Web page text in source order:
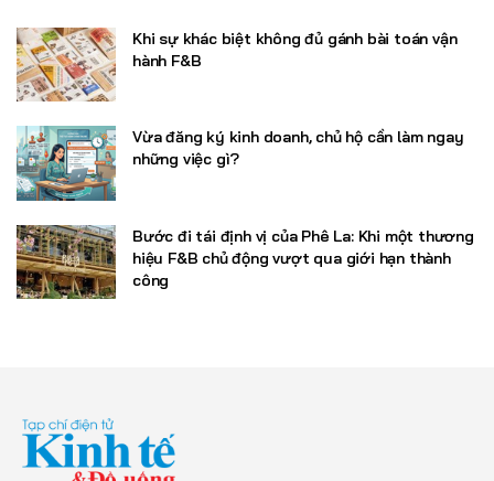
Khi sự khác biệt không đủ gánh bài toán vận
hành F&B
Vừa đăng ký kinh doanh, chủ hộ cần làm ngay
những việc gì?
Bước đi tái định vị của Phê La: Khi một thương
hiệu F&B chủ động vượt qua giới hạn thành
công